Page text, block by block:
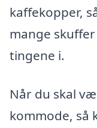
kaffekopper,
mange
tingene i.
Når du skal
kommode, så